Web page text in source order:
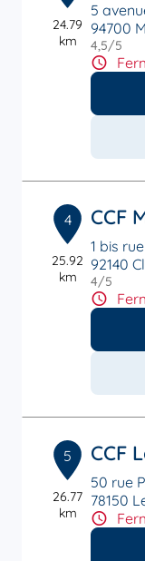
24.79
km
5
94700
4,5/5
4
25.92
km
CCF
1 bis
92140
4/5
5
26.77
km
CCF
50 rue
78150